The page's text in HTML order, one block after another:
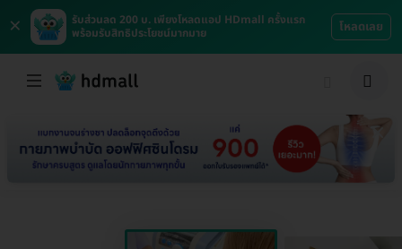
×
รับส่วนลด 200 บ. เพียงโหลดแอป HDmall ครั้งแรก
พร้อมรับสิทธิประโยชน์มากมาย
โหลดเลย